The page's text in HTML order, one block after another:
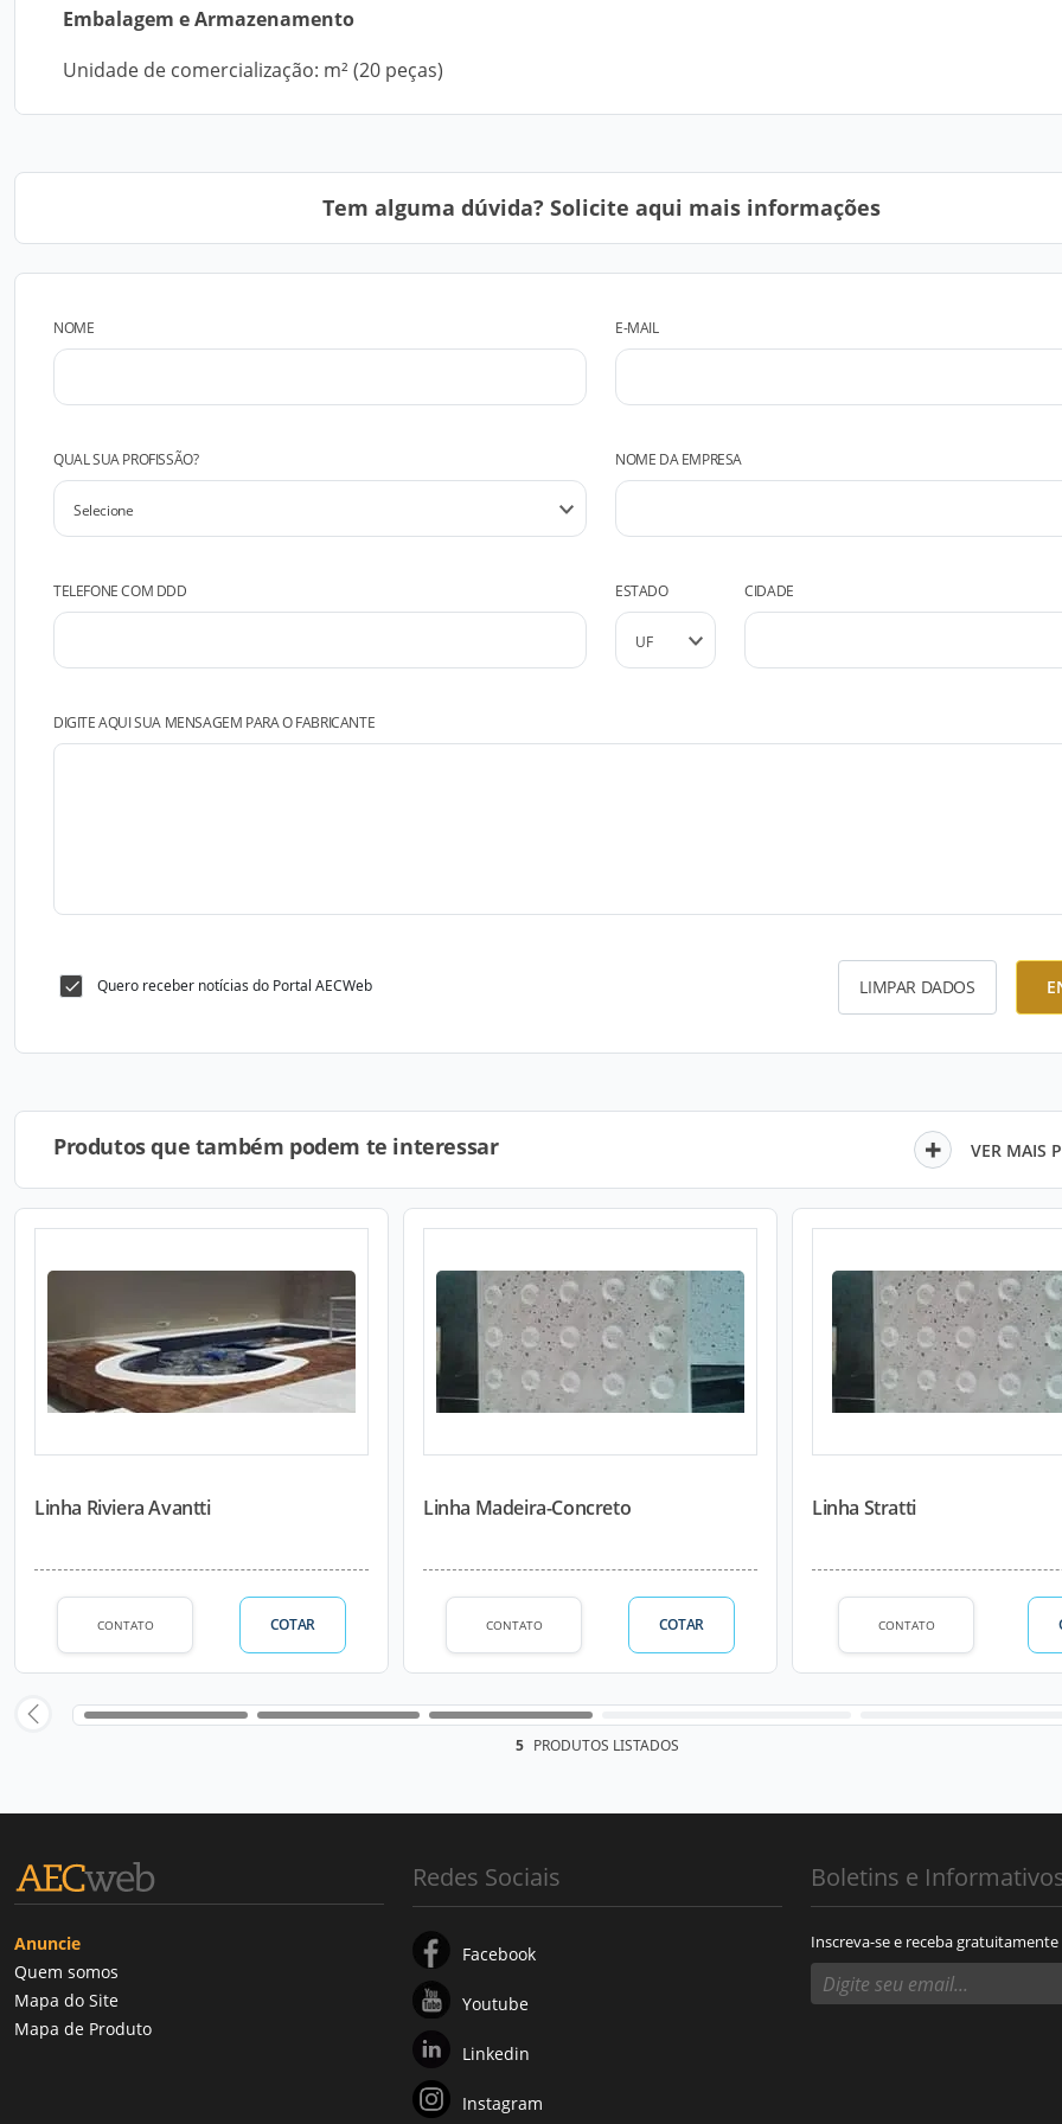
Embalagem e Armazenamento
Unidade de comercialização: m² (20 peças)
Tem alguma dúvida? Solicite aqui mais informações
NOME E-MAIL
QUAL SUA PROFISSÃO? NOME DA EMPRESA
TELEFONE COM DDD ESTADO CIDADE
DIGITE AQUI SUA MENSAGEM PARA O FABRICANTE
Quero receber notícias do Portal AECWeb LIMPAR DADOS
Produtos que também podem te interessar VER MAIS
Linha Riviera Avantti
CONTATO COTAR
Linha Madeira-Concreto
CONTATO COTAR
Linha Stratti
CONTATO
5 PRODUTOS LISTADOS
Anuncie
Quem somos
Mapa do Site
Mapa de Produto
Redes Sociais
Facebook
Youtube
Linkedin
Instagram
Boletins e
Inscreva-se e receba gratuitamente